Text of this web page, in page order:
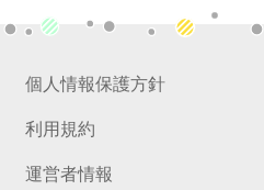
個人情報保護方針
利用規約
運営者情報